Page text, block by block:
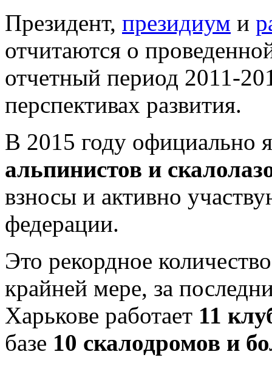
Президент, президиум и
отчитаются о
отчетный период 2011-
перспективах развития.
В 2015 году
альпинистов и
взносы и активно
федерации.
Это рекордное
крайней мере, за
Харькове работает 11
базе 10 скалодромов и